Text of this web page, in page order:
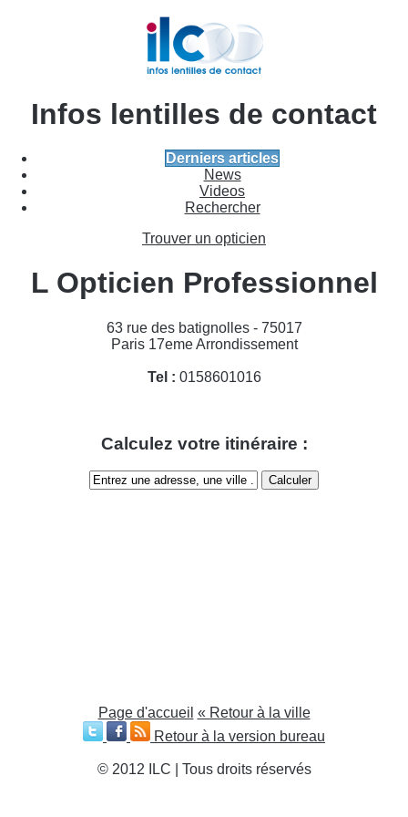
Infos lentilles de contact
Derniers articles
News
Videos
Rechercher
Trouver un opticien
L Opticien Professionnel
63 rue des batignolles - 75017
Paris 17eme Arrondissement
Tel : 0158601016
Calculez votre itinéraire :
Page d'accueil « Retour à la ville
Retour à la version bureau
© 2012 ILC | Tous droits réservés